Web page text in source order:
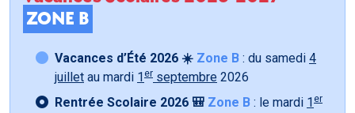
ZONE B
Vacances d’Été 2026 ☀️ Zone B : du samedi 4
juillet au mardi 1 er septembre 2026
Rentrée Scolaire 2026 🎒 Zone B : le mardi 1 er